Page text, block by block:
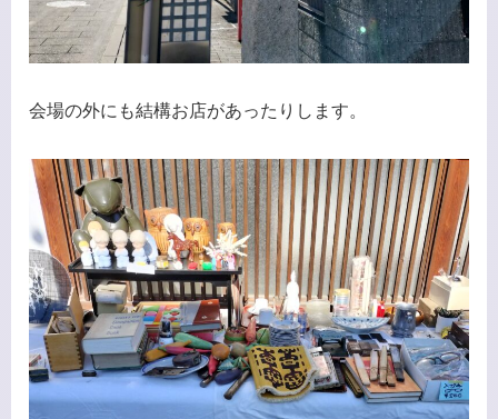
会場の外にも結構お店があったりします。